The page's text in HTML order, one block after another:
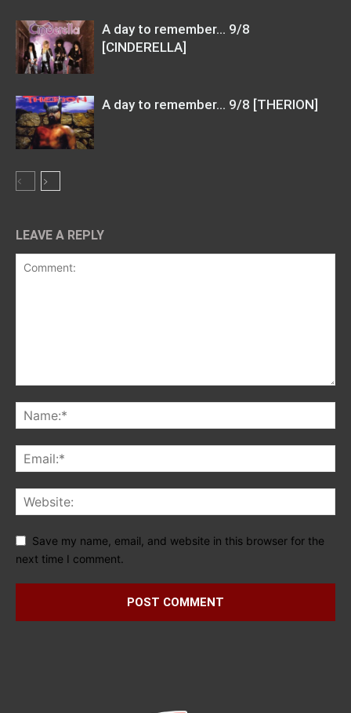
A day to remember… 9/8
[CINDERELLA]
A day to remember… 9/8 [THERION]
LEAVE A REPLY
Save my name, email, and website in this browser for the
next time I comment.